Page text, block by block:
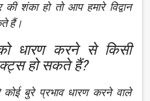
शंका हो तो आप हमारे विद्वान
हैं।
धारण करने से किसी
हो सकते हैं?
बुरे प्रभाव धारण करने वाले